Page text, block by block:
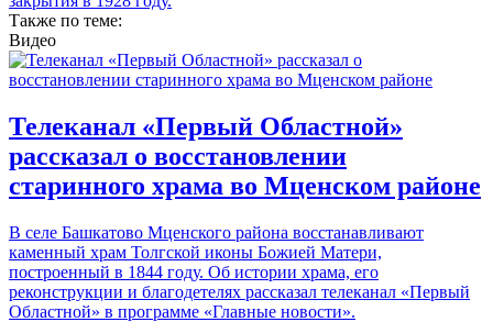
Также по теме:
Видео
Телеканал «Первый Областной»
рассказал о восстановлении
старинного храма во Мценском районе
В селе Башкатово Мценского района восстанавливают
каменный храм Толгской иконы Божией Матери,
построенный в 1844 году. Об истории храма, его
реконструкции и благодетелях рассказал телеканал «Первый
Областной» в программе «Главные новости».